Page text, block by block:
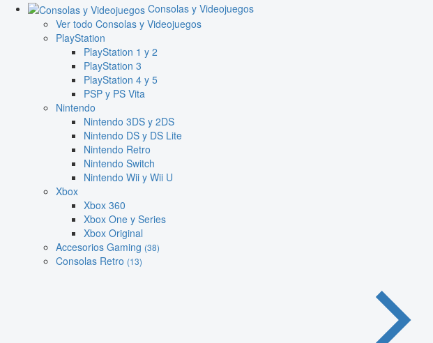
Consolas y Videojuegos
Ver todo Consolas y Videojuegos
PlayStation
PlayStation 1 y 2
PlayStation 3
PlayStation 4 y 5
PSP y PS Vita
Nintendo
Nintendo 3DS y 2DS
Nintendo DS y DS Lite
Nintendo Retro
Nintendo Switch
Nintendo Wii y Wii U
Xbox
Xbox 360
Xbox One y Series
Xbox Original
Accesorios Gaming (38)
Consolas Retro (13)